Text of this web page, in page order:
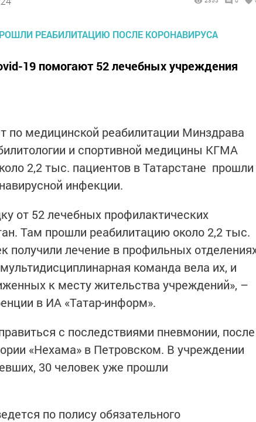
19 помогают 52 лечебных учреждения
по медицинской реабилитации Минздрава
и спортивной медицины КГМА
2,2 тыс. пациентов в Татарстане прошли
инфекции.
от 52 лечебных профилактических
Там прошли реабилитацию около 2,2 тыс.
получили лечение в профильных
команда вела их, и
к месту жительства учреждений», –
в ИА «Татар-информ».
с последствиями пневмонии, после
«Нехама» в Петровском. В учреждении
30 человек уже прошли
по полису обязательного